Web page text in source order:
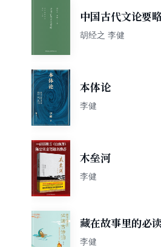
中国古代文论要
胡经之 李健
本体论
李健
木垒河
李健
藏在故事里的必读
词·千古至情篇
李健